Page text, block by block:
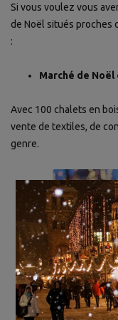
Si vous voulez vous
de Noël situés proches
:
Marché de
Avec 100 chalets en
vente de textiles, de
genre.